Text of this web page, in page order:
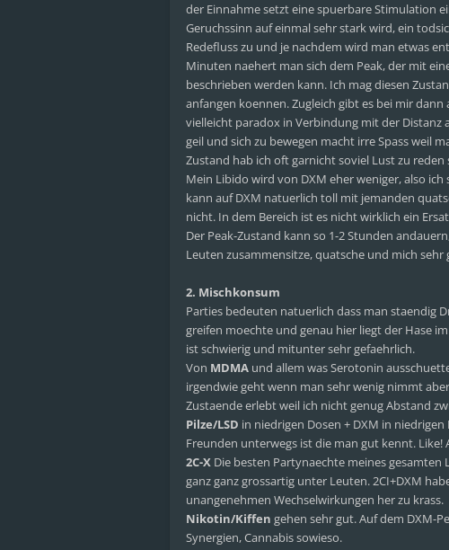
der Einnahme setzt eine spuerbare Stimulation
Geruchssinn auf einmal sehr stark wird, ein
Redefluss zu und je nachdem wird man etwas
Minuten naehert man sich dem Peak, der mit
beschrieben werden kann. Ich mag diesen
anfangen koennen. Zugleich gibt es bei mir
vielleicht paradox in Verbindung mit der Distanz
geil und sich zu bewegen macht irre Spass weil
Zustand hab ich oft garnicht soviel Lust zu
Mein Libido wird von DXM eher weniger, also
kann auf DXM natuerlich toll mit jemanden
nicht. In dem Bereich ist es nicht wirklich ein
Der Peak-Zustand kann so 1-2 Stunden
Leuten zusammensitze, quatsche und mich
2. Mischkonsum
Parties bedeuten natuerlich dass man staendig
greifen moechte und genau hier liegt der Hase
ist schwierig und mitunter sehr gefaehrlich.
Von MDMA und allem was Serotonin
irgendwie geht wenn man sehr wenig nimmt
Zustaende erlebt weil ich nicht genug Abstand
Pilze/LSD in niedrigen Dosen + DXM in
Freunden unterwegs ist die man gut kennt.
2C-X Die besten Partynaechte meines gesamten
ganz ganz grossartig unter Leuten. 2CI+DXM
unangenehmen Wechselwirkungen her zu krass.
Nikotin/Kiffen gehen sehr gut. Auf dem DXM-
Synergien, Cannabis sowieso.